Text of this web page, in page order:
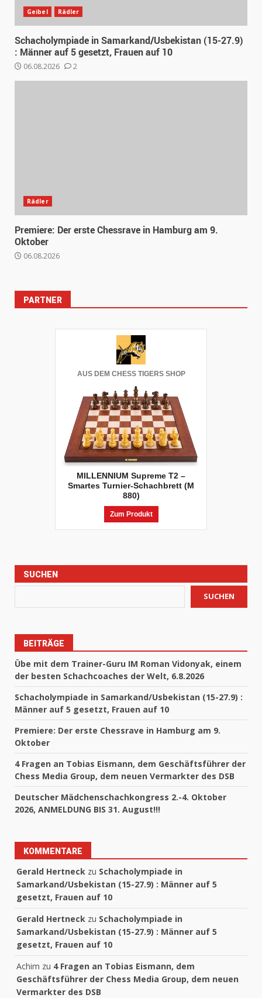
Geibel Rädler
Schacholympiade in Samarkand/Usbekistan (15-27.9)
: Männer auf 5 gesetzt, Frauen auf 10
06.08.2026 2
Rädler
Premiere: Der erste Chessrave in Hamburg am 9.
Oktober
06.08.2026
PARTNER
AUS DEM CHESS TIGERS SHOP
MILLENNIUM Supreme T2 –
Smartes Turnier-Schachbrett (M
880)
Zum Produkt
SUCHEN
SUCHEN
BEITRÄGE
Übe mit dem Trainer-Guru IM Roman Vidonyak, einem
der besten Schachcoaches der Welt, 6.8.2026
Schacholympiade in Samarkand/Usbekistan (15-27.9) :
Männer auf 5 gesetzt, Frauen auf 10
Premiere: Der erste Chessrave in Hamburg am 9.
Oktober
4 Fragen an Tobias Eismann, dem Geschäftsführer der
Chess Media Group, dem neuen Vermarkter des DSB
Deutscher Mädchenschachkongress 2.-4. Oktober
2026, ANMELDUNG BIS 31. August!!!
KOMMENTARE
Gerald Hertneck zu Schacholympiade in
Samarkand/Usbekistan (15-27.9) : Männer auf 5
gesetzt, Frauen auf 10
Gerald Hertneck zu Schacholympiade in
Samarkand/Usbekistan (15-27.9) : Männer auf 5
gesetzt, Frauen auf 10
Achim zu 4 Fragen an Tobias Eismann, dem
Geschäftsführer der Chess Media Group, dem neuen
Vermarkter des DSB